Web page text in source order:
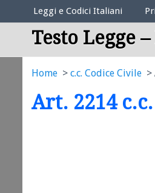
Elenco Codici Legali
Leggi e Codici Italiani
Testo Legge
Home c.c. Codice Civile
Art. 2214